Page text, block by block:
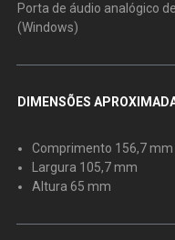
Porta de áudio analógico
(Windows)
DIMENSÕES
Comprimento 156,7 mm
Largura 105,7 mm
Altura 65 mm